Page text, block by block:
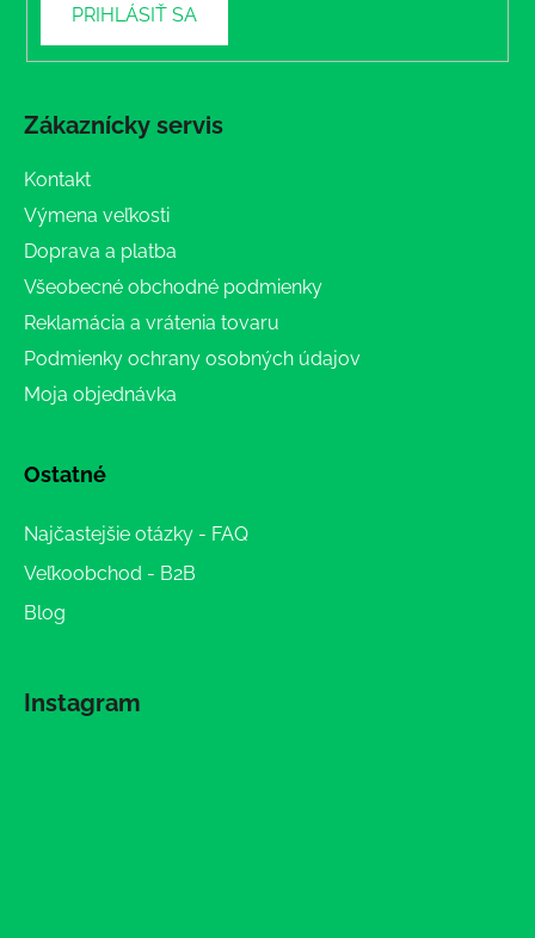
PRIHLÁSIŤ SA
Zákaznícky servis
Kontakt
Výmena veľkosti
Doprava a platba
Všeobecné obchodné podmienky
Reklamácia a vrátenia tovaru
Podmienky ochrany osobných údajov
Moja objednávka
Ostatné
Najčastejšie otázky - FAQ
Veľkoobchod - B2B
Blog
Instagram